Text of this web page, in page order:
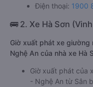
Điện thoại: 1900
🚌 2. Xe Hà Sơn
Giờ xuất phát xe giường
Nghệ An của nhà xe Hà
Giờ xuất phát của
- Nghệ An từ Sân